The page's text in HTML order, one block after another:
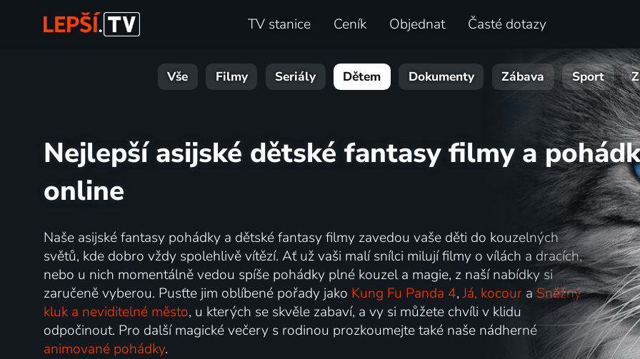
TV stanice Ceník Objednat Časté dotazy
Vše Filmy Seriály Dětem Dokumenty Zábava Sport
Nejlepší asijské dětské fantasy filmy a
online
Naše asijské fantasy pohádky a dětské fantasy filmy zavedou vaše děti do kouzelných
světů, kde dobro vždy spolehlivě vítězí. Ať už vaši malí snílci milují filmy o vílách a dracích,
nebo u nich momentálně vedou spíše pohádky plné kouzel a magie, z naší nabídky si
zaručeně vyberou. Pusťte jim oblíbené pořady jako Kung Fu Panda 4,Já, kocoura Sněžný
kluk a neviditelné město, u kterých se skvěle zabaví, a vy si můžete chvíli v klidu
odpočinout. Pro další magické večery s rodinou prozkoumejte také naše nádherné
animované pohádky.